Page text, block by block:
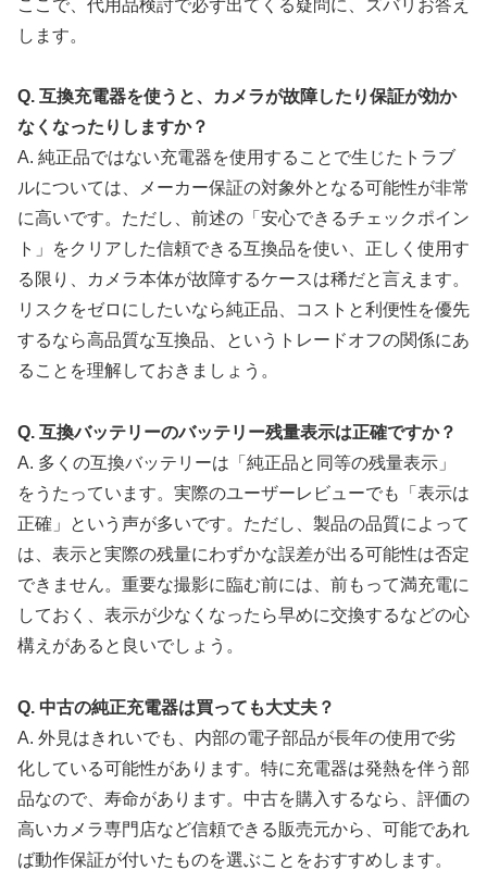
ここで、代用品検討で必ず出てくる疑問に、ズバリお答え
します。
Q. 互換充電器を使うと、カメラが故障したり保証が効か
なくなったりしますか？
A. 純正品ではない充電器を使用することで生じたトラブ
ルについては、メーカー保証の対象外となる可能性が非常
に高いです。ただし、前述の「安心できるチェックポイン
ト」をクリアした信頼できる互換品を使い、正しく使用す
る限り、カメラ本体が故障するケースは稀だと言えます。
リスクをゼロにしたいなら純正品、コストと利便性を優先
するなら高品質な互換品、というトレードオフの関係にあ
ることを理解しておきましょう。
Q. 互換バッテリーのバッテリー残量表示は正確ですか？
A. 多くの互換バッテリーは「純正品と同等の残量表示」
をうたっています。実際のユーザーレビューでも「表示は
正確」という声が多いです。ただし、製品の品質によって
は、表示と実際の残量にわずかな誤差が出る可能性は否定
できません。重要な撮影に臨む前には、前もって満充電に
しておく、表示が少なくなったら早めに交換するなどの心
構えがあると良いでしょう。
Q. 中古の純正充電器は買っても大丈夫？
A. 外見はきれいでも、内部の電子部品が長年の使用で劣
化している可能性があります。特に充電器は発熱を伴う部
品なので、寿命があります。中古を購入するなら、評価の
高いカメラ専門店など信頼できる販売元から、可能であれ
ば動作保証が付いたものを選ぶことをおすすめします。